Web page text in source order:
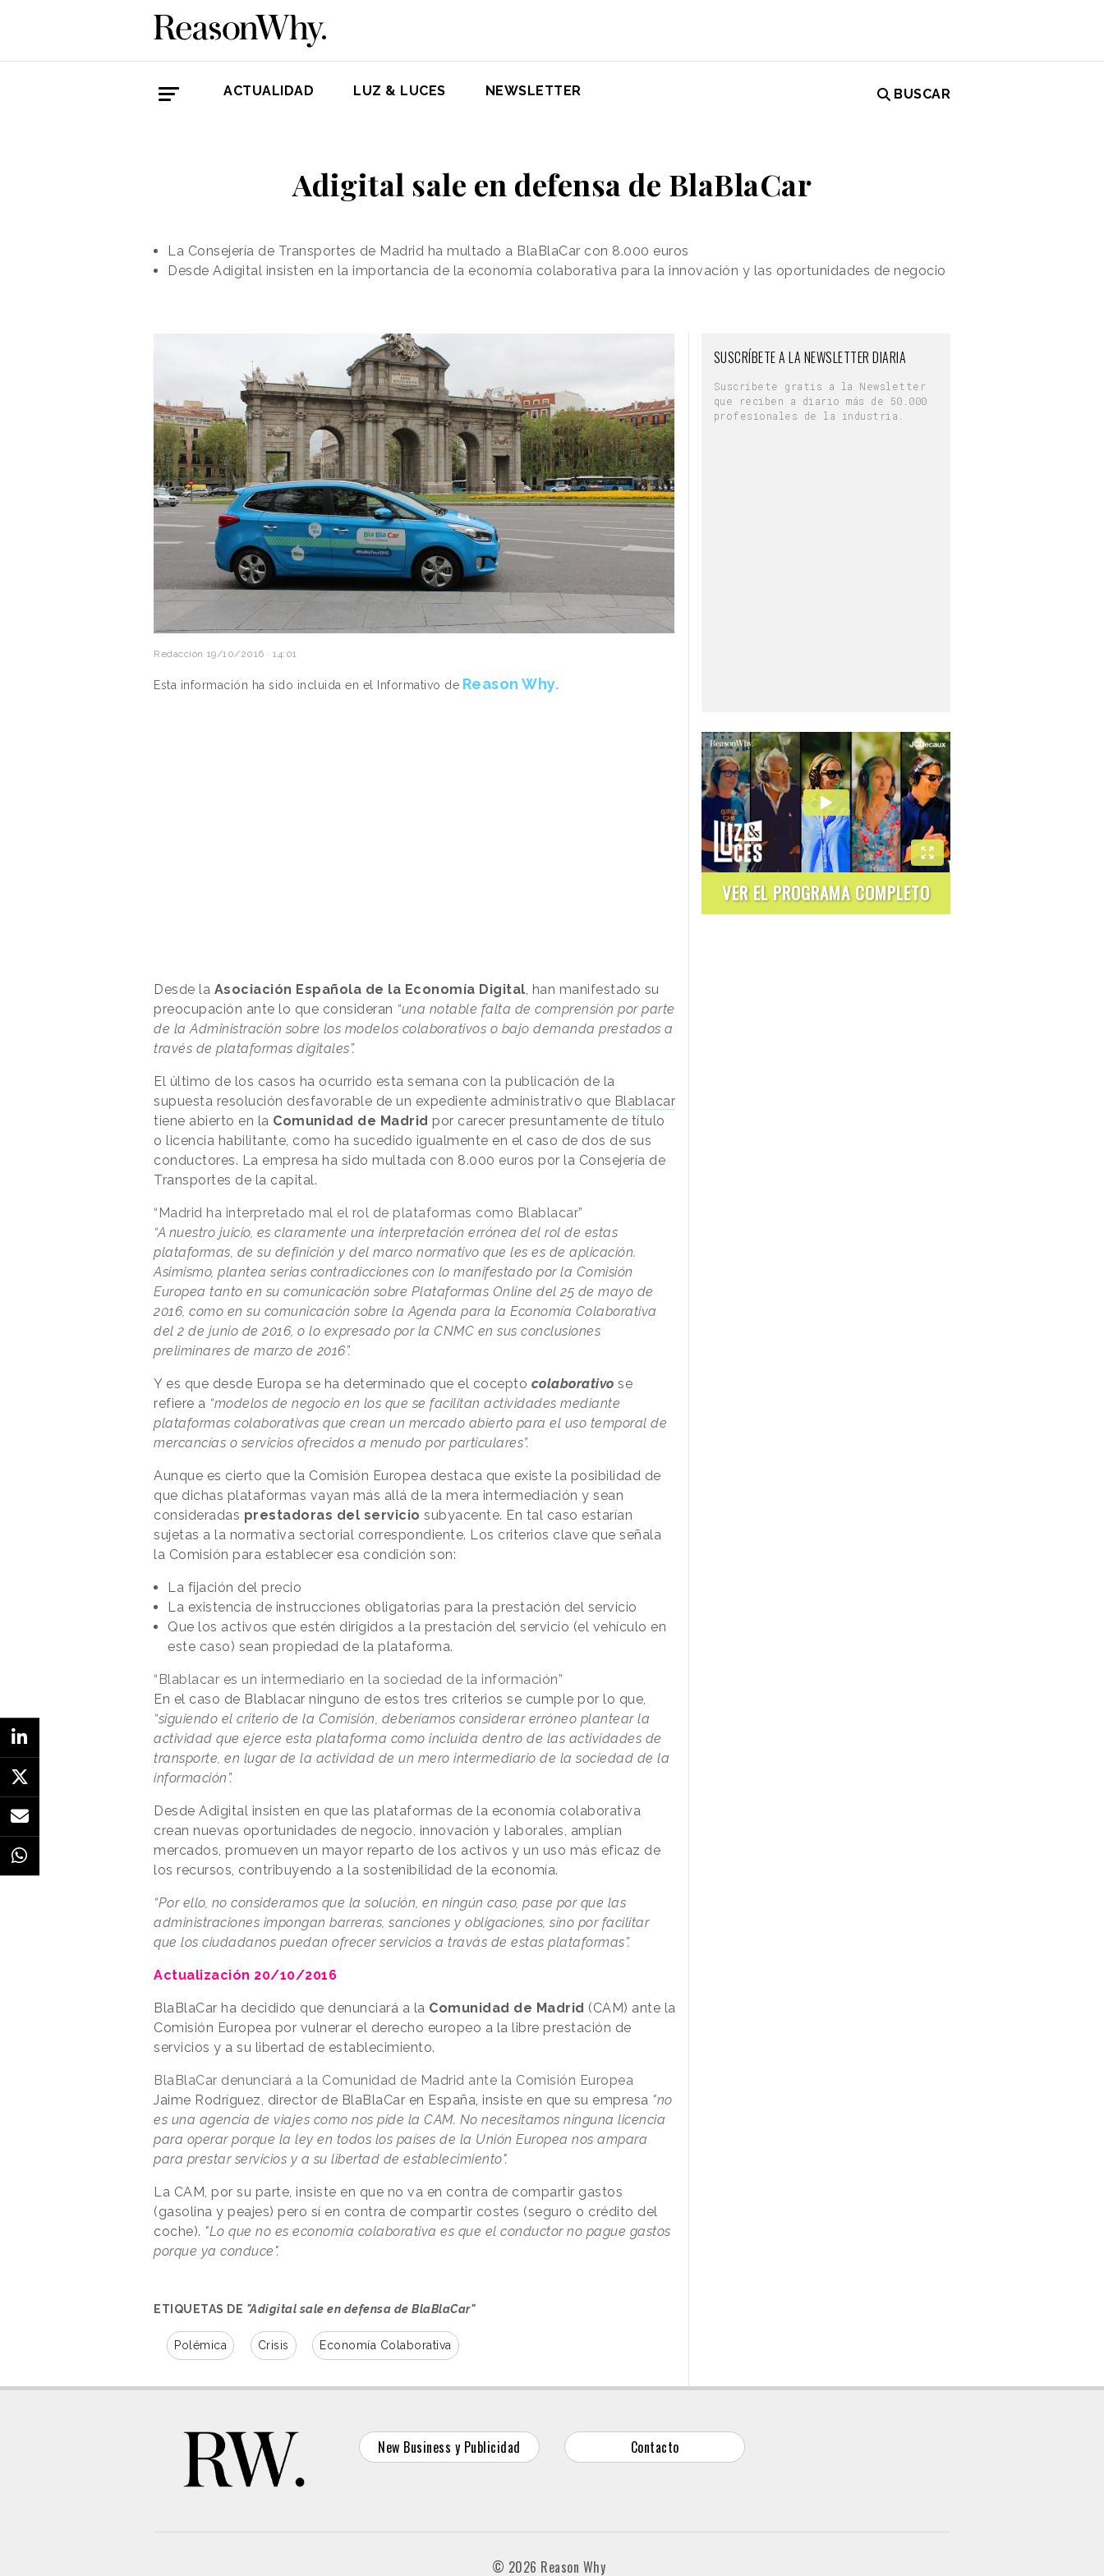
ACTUALIDAD LUZ & LUCES NEWSLETTER BUSCAR
Adigital sale en defensa de BlaBlaCar
La Consejería de Transportes de Madrid ha multado a BlaBlaCar con 8.000 euros
Desde Adigital insisten en la importancia de la economía colaborativa para la innovación y las oportunidades de negocio
Redacción 19/10/2016 · 14:01
Esta información ha sido incluida en el Informativo de Reason Why.
Desde la Asociación Española de la Economía Digital , han manifestado su
preocupación ante lo que consideran “una notable falta de comprensión por parte
de la Administración sobre los modelos colaborativos o bajo demanda prestados a
través de plataformas digitales”.
El último de los casos ha ocurrido esta semana con la publicación de la
supuesta resolución desfavorable de un expediente administrativo que Blablacar
tiene abierto en la Comunidad de Madrid por carecer presuntamente de título
o licencia habilitante, como ha sucedido igualmente en el caso de dos de sus
conductores. La empresa ha sido multada con 8.000 euros por la Consejería de
Transportes de la capital.
“Madrid ha interpretado mal el rol de plataformas como Blablacar”
“A nuestro juicio, es claramente una interpretación errónea del rol de estas
plataformas, de su definición y del marco normativo que les es de aplicación.
Asimismo, plantea serias contradicciones con lo manifestado por la Comisión
Europea tanto en su comunicación sobre Plataformas Online del 25 de mayo de
2016, como en su comunicación sobre la Agenda para la Economía Colaborativa
del 2 de junio de 2016, o lo expresado por la CNMC en sus conclusiones
preliminares de marzo de 2016”.
Y es que desde Europa se ha determinado que el cocepto colaborativo se
refiere a “modelos de negocio en los que se facilitan actividades mediante
plataformas colaborativas que crean un mercado abierto para el uso temporal de
mercancías o servicios ofrecidos a menudo por particulares”.
Aunque es cierto que la Comisión Europea destaca que existe la posibilidad de
que dichas plataformas vayan más allá de la mera intermediación y sean
consideradas prestadoras del servicio subyacente. En tal caso estarían
sujetas a la normativa sectorial correspondiente. Los criterios clave que señala
la Comisión para establecer esa condición son:
La fijación del precio
La existencia de instrucciones obligatorias para la prestación del servicio
Que los activos que estén dirigidos a la prestación del servicio (el vehículo en
este caso) sean propiedad de la plataforma.
“Blablacar es un intermediario en la sociedad de la información”
En el caso de Blablacar ninguno de estos tres criterios se cumple por lo que,
“siguiendo el criterio de la Comisión, deberíamos considerar erróneo plantear la
actividad que ejerce esta plataforma como incluida dentro de las actividades de
transporte, en lugar de la actividad de un mero intermediario de la sociedad de la
información”.
Desde Adigital insisten en que las plataformas de la economía colaborativa
crean nuevas oportunidades de negocio, innovación y laborales, amplían
mercados, promueven un mayor reparto de los activos y un uso más eficaz de
los recursos, contribuyendo a la sostenibilidad de la economía.
“Por ello, no consideramos que la solución, en ningún caso, pase por que las
administraciones impongan barreras, sanciones y obligaciones, sino por facilitar
que los ciudadanos puedan ofrecer servicios a travás de estas plataformas”.
Actualización 20/10/2016
BlaBlaCar ha decidido que denunciará a la Comunidad de Madrid (CAM) ante la
Comisión Europea por vulnerar el derecho europeo a la libre prestación de
servicios y a su libertad de establecimiento.
BlaBlaCar denunciará a la Comunidad de Madrid ante la Comisión Europea
Jaime Rodríguez, director de BlaBlaCar en España, insiste en que su empresa "no
es una agencia de viajes como nos pide la CAM. No necesitamos ninguna licencia
para operar porque la ley en todos los países de la Unión Europea nos ampara
para prestar servicios y a su libertad de establecimiento".
La CAM, por su parte, insiste en que no va en contra de compartir gastos
(gasolina y peajes) pero sí en contra de compartir costes (seguro o crédito del
coche). "Lo que no es economía colaborativa es que el conductor no pague gastos
porque ya conduce".
ETIQUETAS DE "Adigital sale en defensa de BlaBlaCar"
Polémica Crisis Economía Colaborativa
SUSCRÍBETE A LA NEWSLETTER DIARIA
Suscríbete gratis a la Newsletter
que reciben a diario más de 50.000
profesionales de la industria.
VER EL PROGRAMA COMPLETO
New Business y Publicidad Contacto
© 2026 Reason Why